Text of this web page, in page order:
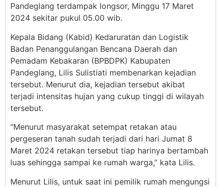
Pandeglang terdampak longsor, Minggu 17 Maret
2024 sekitar pukul 05.00 wib.
Kepala Bidang (Kabid) Kedaruratan dan Logistik
Badan Penanggulangan Bencana Daerah dan
Pemadam Kebakaran (BPBDPK) Kabupaten
Pandeglang, Lilis Sulistiati membenarkan kejadian
tersebut. Menurut dia, kejadian tersebut akibat
terjadi intensitas hujan yang cukup tinggi di wilayah
tersebut.
“Menurut masyarakat setempat retakan atau
pergeseran tanah sudah terjadi dari hari Jumat 8
Maret 2024 retakan tersebut tiap harinya bertambah
luas sehingga sampai ke rumah warga,” kata Lilis.
Menurut Lilis, untuk saat ini pemilik rumah mengungsi